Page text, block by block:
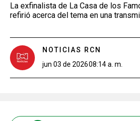
La exfinalista de La Casa de los
refirió acerca del tema en una
NOTICIAS RCN
jun 03 de 202608:14 a. m.